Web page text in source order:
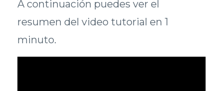
A continuación puedes ver el
resumen del video tutorial en 1
minuto.